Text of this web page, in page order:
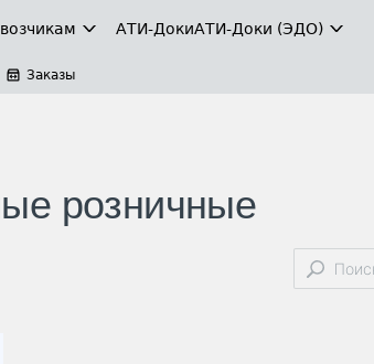
АТИ-ДокиАТИ-Доки (ЭДО)
Заказы
розничные